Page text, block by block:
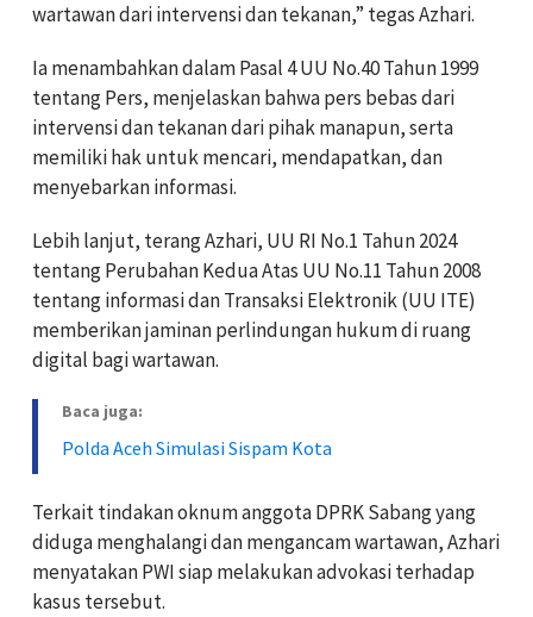
wartawan dari intervensi dan tekanan,” tegas Azhari.
Ia menambahkan dalam Pasal 4 UU No.40 Tahun 1999
tentang Pers, menjelaskan bahwa pers bebas dari
intervensi dan tekanan dari pihak manapun, serta
memiliki hak untuk mencari, mendapatkan, dan
menyebarkan informasi.
Lebih lanjut, terang Azhari, UU RI No.1 Tahun 2024
tentang Perubahan Kedua Atas UU No.11 Tahun 2008
tentang informasi dan Transaksi Elektronik (UU ITE)
memberikan jaminan perlindungan hukum di ruang
digital bagi wartawan.
Baca juga:
Polda Aceh Simulasi Sispam Kota
Terkait tindakan oknum anggota DPRK Sabang yang
diduga menghalangi dan mengancam wartawan, Azhari
menyatakan PWI siap melakukan advokasi terhadap
kasus tersebut.